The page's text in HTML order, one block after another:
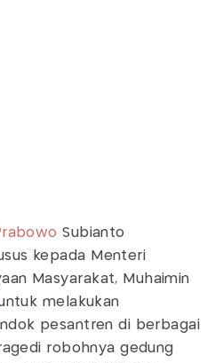
Subianto
kepada Menteri
Masyarakat, Muhaimin
melakukan
pesantren di berbagai
robohnya gedung